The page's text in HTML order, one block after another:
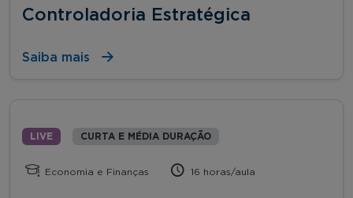
Controladoria Estratégica
Saiba mais
LIVE CURTA E MÉDIA DURAÇÃO
Economia e Finanças 16 horas/aula